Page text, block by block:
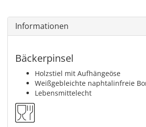
Informationen
Bäckerpinsel
Holzstiel mit Aufhängeöse
Weißgebleichte naphtalinfreie
Lebensmittelecht